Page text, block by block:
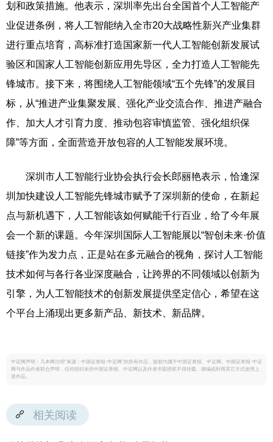
划和政策措施。他表示，深圳率先出台全国首个人工智能产
业促进条例，将人工智能纳入全市20大战略性新兴产业集群
进行重点培育，高标准打造国家新一代人工智能创新发展试
验区和国家人工智能创新应用先导区，全力打造人工智能先
锋城市。接下来，将围绕人工智能领域“五个先锋”的发展目
标，从“推进产业集聚发展、强化产业交流合作、推进产融合
作、加大人才引育力度、推动包容审慎监管、强化组织保
障”等方面，全面营造开放包容的人工智能发展环境。
深圳市人工智能行业协会执行会长郎丽艳表示，恰逢深
圳加快建设人工智能先锋城市赋予了深圳新的使命，在新起
点与新机遇下，人工智能该如何赋能千行百业，给了今年展
会一个新的课题。今年深圳国际人工智能展以“智创未来·价值
链接”作为发力点，正是站在多元融合的视角，探讨人工智能
技术如何与各行各业深度融合，让跨界的不同领域以创新为
引擎，为人工智能技术的创新发展提供坚定信心，希望在这
个平台上涌现出更多新产品、新技术、新品牌。
中证网声明：凡本网注明“来源：中国证券报·中证网”的所有作品，版权均属于中国证券报、中证网。中国证券报·中证
网与作品作者联合声明，任何组织未经中国证券报、中证网以及作者书面授权不得转载、摘编或利用其它方式使用上
述作品。
相关阅读